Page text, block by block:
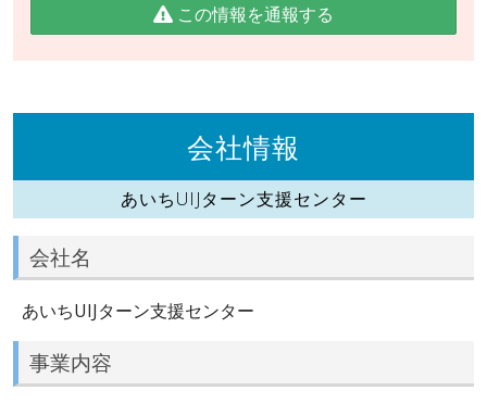
この情報を通報する
会社情報
あいちUIJターン支援センター
会社名
あいちUIJターン支援センター
事業内容